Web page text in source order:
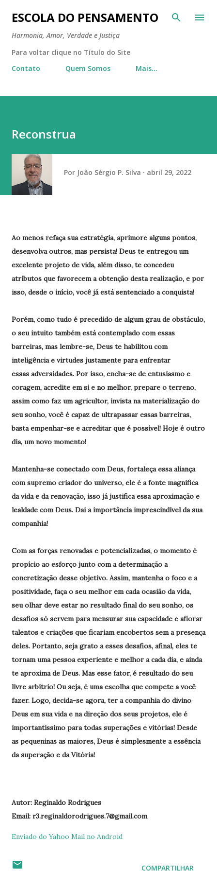
Pular para o conteúdo principal
ESCOLA DO PENSAMENTO
Harmonia, Amor, Verdade e Justiça
Para voltar clique no Título do Site
Contato
Quem Somos Mais…
Reconstrua
Por João Sérgio P. Silva abril 29, 2022
Ao menos refaça sua estratégia, aprimore alguns pontos,
desenvolva outros, mas persista! Deus te entregou um
excelente projeto de vida, além disso, te concedeu
atributos que favorecem a obtenção desta realização, e por
isso, desde o início, você já está sentenciado a conquista!
Porém, como tudo é precedido de algum grau de obstáculo,
o seu intuito também está contemplado com essas
barreiras, mas lembre-se, Deus te habilitou com
inteligência e virtudes justamente para enfrentar
essas adversidades. Por isso, encha-se de entusiasmo e
coragem, acredite em si e no melhor, prepare o terreno,
assim como faz um agricultor, invista na materialização do
seu sonho, você é capaz de ultrapassar essas barreiras,
basta empenhar-se e acreditar que é possível! Hoje é outro
dia, um novo momento!
Mantenha-se conectado com Deus, fortaleça essa aliança
com supremo criador do universo, ele é a fonte magnífica
da vida e da renovação, isso já justifica essa aproximação e
lealdade com Deus. Dai a importância imprescindível da sua
companhia!
Com as forças renovadas e potencializadas, o momento é
propício ao esforço junto com a determinação a
concretização desse objetivo. Assim, mantenha o foco e a
positividade, faça o seu melhor em cada ocasião da vida,
seu olhar deve estar no resultado final do seu sonho, os
desafios só servem para mensurar sua capacidade e aflorar
talentos e criações que ficariam encobertos sem a presença
deles. Portanto, seja grato a esses desafios, afinal, eles te
tornam uma pessoa experiente e melhor a cada dia, e ainda
te aproxima de Deus. Mas esse fator, é resultado do seu
livre arbítrio! Ou seja, é uma escolha que compete a você
fazer. Logo, decida-se agora, ter a companhia do divino
Deus em sua vida e na direção dos seus projetos, ele é
importantíssimo para todas superações e vitórias! Desde
as pequeninas as maiores, Deus é simplesmente a essência
da superação e da Vitória!
Autor: Reginaldo Rodrigues
Email: r3.reginaldorodrigues.7@gmail.com
Enviado do Yahoo Mail no Android
COMPARTILHAR